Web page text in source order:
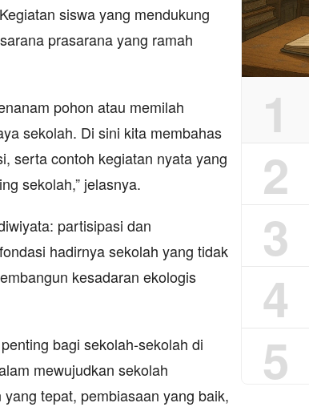
siswa yang mendukung
prasarana yang ramah
pohon atau memilah
sekolah. Di sini kita membahas
serta contoh kegiatan nyata yang
sekolah,” jelasnya.
partisipasi dan
hadirnya sekolah yang tidak
kesadaran ekologis
bagi sekolah-sekolah di
mewujudkan sekolah
tepat, pembiasaan yang baik,
1
2
3
4
5